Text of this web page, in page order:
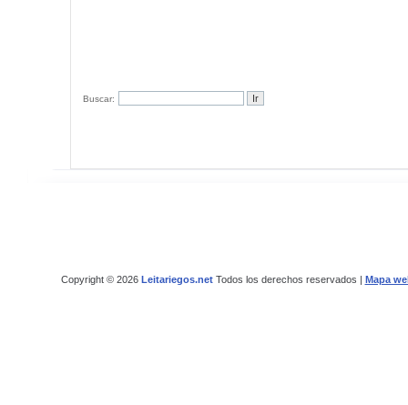
Buscar:
Copyright © 2026 Leitariegos.netTodos los derechos reservados | Mapa